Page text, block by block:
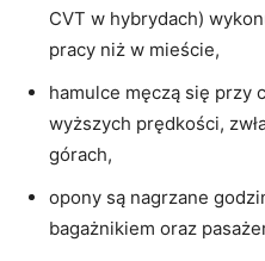
CVT w hybrydach)
pracy niż w mieście,
hamulce męczą się przy
wyższych prędkości,
górach,
opony są nagrzane
bagażnikiem oraz